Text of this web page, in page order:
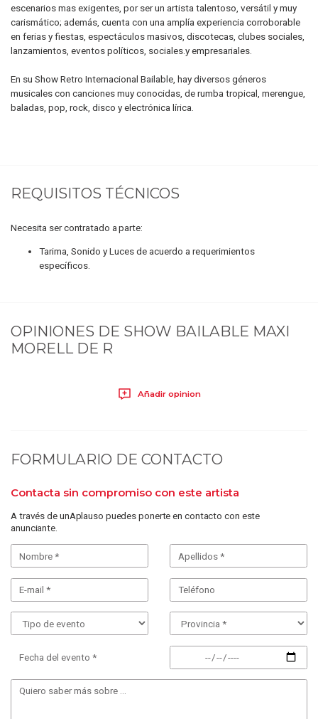
escenarios mas exigentes, por ser un artista talentoso, versátil y muy
carismático; además, cuenta con una amplía experiencia corroborable
en ferias y fiestas, espectáculos masivos, discotecas, clubes sociales,
lanzamientos, eventos políticos, sociales.y empresariales.
En su Show Retro Internacional Bailable, hay diversos géneros
musicales con canciones muy conocidas, de rumba tropical, merengue,
baladas, pop, rock, disco y electrónica lírica.
REQUISITOS TÉCNICOS
Necesita ser contratado a parte:
Tarima, Sonido y Luces de acuerdo a requerimientos
específicos.
OPINIONES DE SHOW BAILABLE MAXI
MORELL DE R
Añadir opinion
FORMULARIO DE CONTACTO
Contacta sin compromiso con este artista
A través de unAplauso puedes ponerte en contacto con este
anunciante.
Fecha del evento *